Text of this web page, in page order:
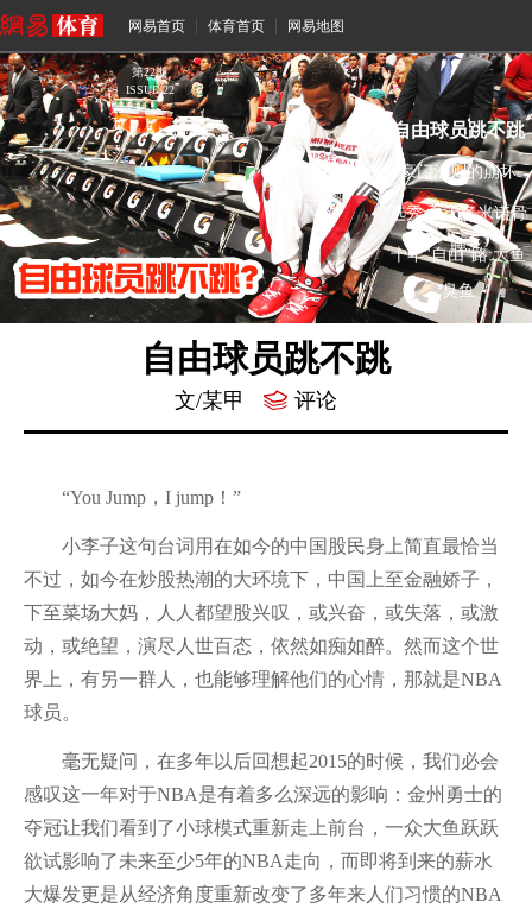
网易首页 体育首页 网易地图
第22期
ISSUE 22
自由球员跳不跳
豪门法则的崩坏
选秀:夏天多米诺骨
牌
十年"自由"路:大鱼
臭鱼
自由球员跳不跳
文/某甲 评论
“You Jump，I jump！”
小李子这句台词用在如今的中国股民身上简直最恰当
不过，如今在炒股热潮的大环境下，中国上至金融娇子，
下至菜场大妈，人人都望股兴叹，或兴奋，或失落，或激
动，或绝望，演尽人世百态，依然如痴如醉。然而这个世
界上，有另一群人，也能够理解他们的心情，那就是NBA
球员。
毫无疑问，在多年以后回想起2015的时候，我们必会
感叹这一年对于NBA是有着多么深远的影响：金州勇士的
夺冠让我们看到了小球模式重新走上前台，一众大鱼跃跃
欲试影响了未来至少5年的NBA走向，而即将到来的薪水
大爆发更是从经济角度重新改变了多年来人们习惯的NBA